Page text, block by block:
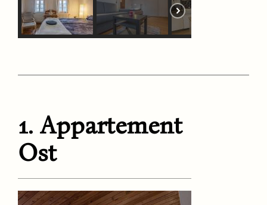
1. Appartement
Ost